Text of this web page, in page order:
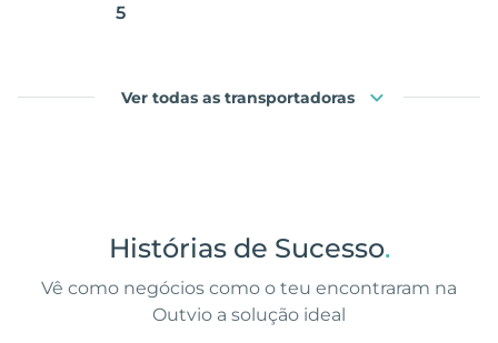
5
Ver todas as transportadoras
Histórias de Sucesso.
Vê como negócios como o teu encontraram na
Outvio a solução ideal